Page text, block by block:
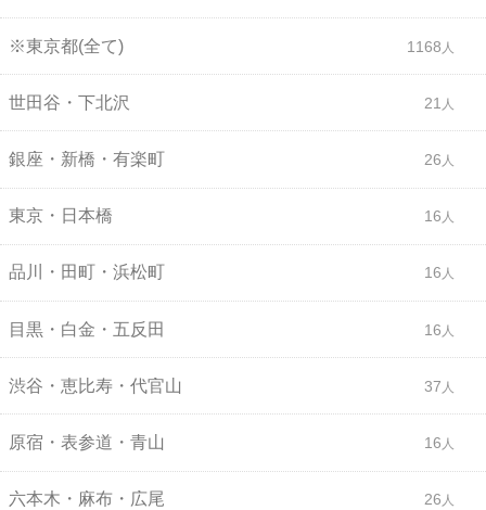
※東京都(全て) 1168
世田谷・下北沢 21
銀座・新橋・有楽町 26
東京・日本橋 16
品川・田町・浜松町 16
目黒・白金・五反田 16
渋谷・恵比寿・代官山 37
原宿・表参道・青山 16
六本木・麻布・広尾 26